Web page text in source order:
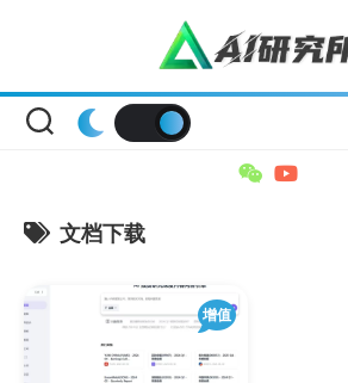
文档下载
增值